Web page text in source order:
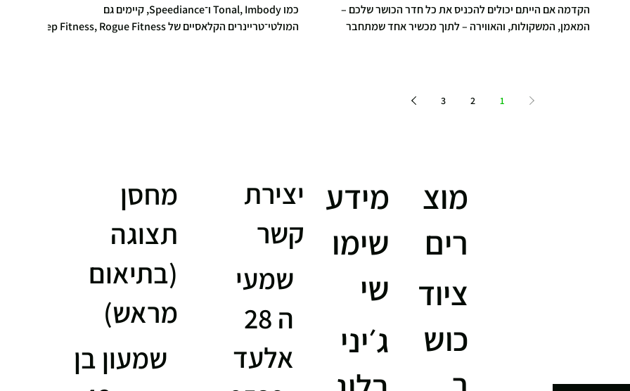
הקדמה אם הייתם יכולים להכניס את כל חדר הכושר שלכם –
המאמן, המשקולות, והאווירה – לתוך מכשיר אחד שמתחבר
מבוססת מנועים דיגיטליים ובינה מלאכותית שמזהה תנועה,
כמו Tonal, Imbody ו־Speediance, קיימים גם
המולטי־טריינרים הקלאסיים של Rep Fitness, Rogue Fitness
1
2
3
מידע
שימו
שי
ג׳יני
מוצ
רים
ציוד
כוש
יצירת
קשר
שמעי
ה 28
אלעד
מחסן
תצוגה
(בתיאום
מראש)
שמעון בן